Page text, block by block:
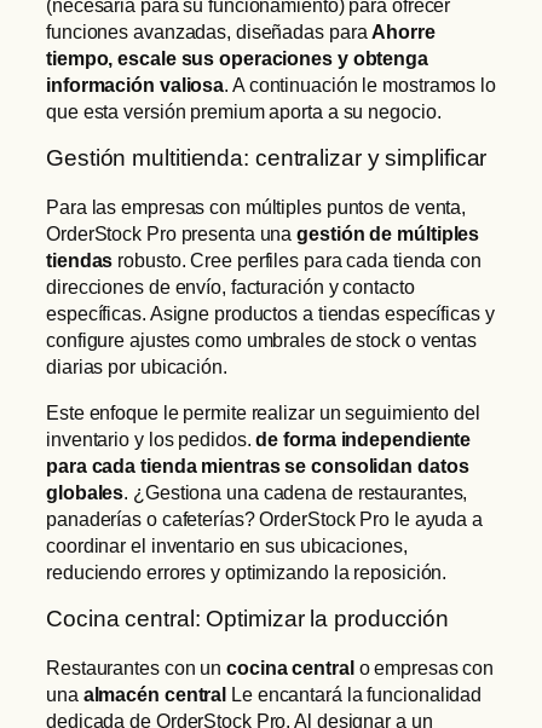
(necesaria para su funcionamiento) para ofrecer
funciones avanzadas, diseñadas paraAhorre
tiempo, escale sus operaciones y obtenga
información valiosa. A continuación le mostramos lo
que esta versión premium aporta a su negocio.
Gestión multitienda: centralizar y simplificar
Para las empresas con múltiples puntos de venta,
OrderStock Pro presenta unagestión de múltiples
tiendas robusto. Cree perfiles para cada tienda con
direcciones de envío, facturación y contacto
específicas. Asigne productos a tiendas específicas y
configure ajustes como umbrales de stock o ventas
diarias por ubicación.
Este enfoque le permite realizar un seguimiento del
inventario y los pedidos.de forma independiente
para cada tienda mientras se consolidan datos
globales. ¿Gestiona una cadena de restaurantes,
panaderías o cafeterías? OrderStock Pro le ayuda a
coordinar el inventario en sus ubicaciones,
reduciendo errores y optimizando la reposición.
Cocina central: Optimizar la producción
Restaurantes con un cocina centralo empresas con
una almacén central Le encantará la funcionalidad
dedicada de OrderStock Pro. Al designar a un